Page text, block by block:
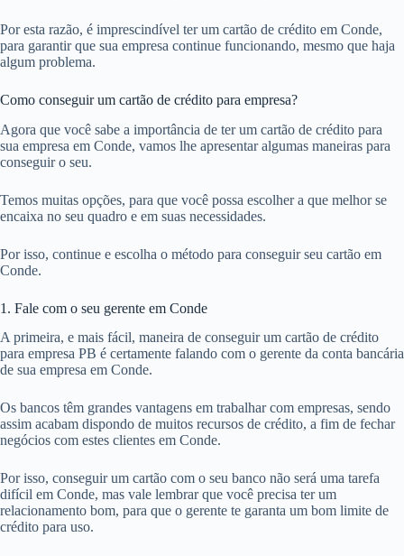
Por esta razão, é imprescindível ter um cartão de crédito em Conde,
para garantir que sua empresa continue funcionando, mesmo que haja
algum problema.
Como conseguir um cartão de crédito para empresa?
Agora que você sabe a importância de ter um cartão de crédito para
sua empresa em Conde, vamos lhe apresentar algumas maneiras para
conseguir o seu.
Temos muitas opções, para que você possa escolher a que melhor se
encaixa no seu quadro e em suas necessidades.
Por isso, continue e escolha o método para conseguir seu cartão em
Conde.
1. Fale com o seu gerente em Conde
A primeira, e mais fácil, maneira de conseguir um cartão de crédito
para empresa PB é certamente falando com o gerente da conta bancária
de sua empresa em Conde.
Os bancos têm grandes vantagens em trabalhar com empresas, sendo
assim acabam dispondo de muitos recursos de crédito, a fim de fechar
negócios com estes clientes em Conde.
Por isso, conseguir um cartão com o seu banco não será uma tarefa
difícil em Conde, mas vale lembrar que você precisa ter um
relacionamento bom, para que o gerente te garanta um bom limite de
crédito para uso.